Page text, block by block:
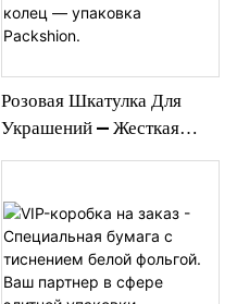
Packaging
Розовая Шкатулка Для
Украшений — Жесткая
Печатью Для Ожерелий И
Колец — Упаковка
Packshion.